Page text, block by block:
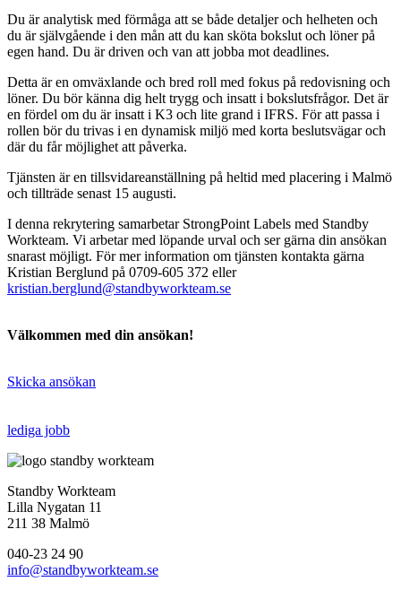
Du är analytisk med förmåga att se både detaljer och helheten och
du är självgående i den mån att du kan sköta bokslut och löner på
egen hand. Du är driven och van att jobba mot deadlines.
Detta är en omväxlande och bred roll med fokus på redovisning och
löner. Du bör känna dig helt trygg och insatt i bokslutsfrågor. Det är
en fördel om du är insatt i K3 och lite grand i IFRS. För att passa i
rollen bör du trivas i en dynamisk miljö med korta beslutsvägar och
där du får möjlighet att påverka.
Tjänsten är en tillsvidareanställning på heltid med placering i Malmö
och tillträde senast 15 augusti.
I denna rekrytering samarbetar StrongPoint Labels med Standby
Workteam. Vi arbetar med löpande urval och ser gärna din ansökan
snarast möjligt. För mer information om tjänsten kontakta gärna
Kristian Berglund på 0709-605 372 eller
kristian.berglund@standbyworkteam.se
Välkommen med din ansökan!
Skicka ansökan
lediga jobb
Standby Workteam
Lilla Nygatan 11
211 38 Malmö
040-23 24 90
info@standbyworkteam.se